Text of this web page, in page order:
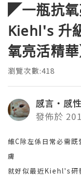
◤一瓶抗
Kiehl's 升
氧亮活精華
瀏覽次數:418
感言‧感
發佈於
維C除左係日常必需
膚
就好似最近Kiehl's研